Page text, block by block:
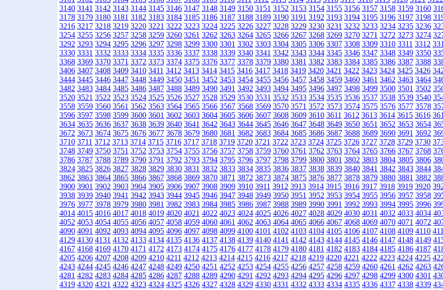
3140 3141 3142 3143 3144 3145 3146 3147 3148 3149 3150 3151 3152 3153 3154 3155 3156 3157 3158 3159 3160
3178 3179 3180 3181 3182 3183 3184 3185 3186 3187 3188 3189 3190 3191 3192 3193 3194 3195 3196 3197 3198
3216 3217 3218 3219 3220 3221 3222 3223 3224 3225 3226 3227 3228 3229 3230 3231 3232 3233 3234 3235 3236
3254 3255 3256 3257 3258 3259 3260 3261 3262 3263 3264 3265 3266 3267 3268 3269 3270 3271 3272 3273 3274
3292 3293 3294 3295 3296 3297 3298 3299 3300 3301 3302 3303 3304 3305 3306 3307 3308 3309 3310 3311 3312
3330 3331 3332 3333 3334 3335 3336 3337 3338 3339 3340 3341 3342 3343 3344 3345 3346 3347 3348 3349 3350
3368 3369 3370 3371 3372 3373 3374 3375 3376 3377 3378 3379 3380 3381 3382 3383 3384 3385 3386 3387 3388
3406 3407 3408 3409 3410 3411 3412 3413 3414 3415 3416 3417 3418 3419 3420 3421 3422 3423 3424 3425 3426
3444 3445 3446 3447 3448 3449 3450 3451 3452 3453 3454 3455 3456 3457 3458 3459 3460 3461 3462 3463 3464
3482 3483 3484 3485 3486 3487 3488 3489 3490 3491 3492 3493 3494 3495 3496 3497 3498 3499 3500 3501 3502
3520 3521 3522 3523 3524 3525 3526 3527 3528 3529 3530 3531 3532 3533 3534 3535 3536 3537 3538 3539 3540
3558 3559 3560 3561 3562 3563 3564 3565 3566 3567 3568 3569 3570 3571 3572 3573 3574 3575 3576 3577 3578
3596 3597 3598 3599 3600 3601 3602 3603 3604 3605 3606 3607 3608 3609 3610 3611 3612 3613 3614 3615 3616
3634 3635 3636 3637 3638 3639 3640 3641 3642 3643 3644 3645 3646 3647 3648 3649 3650 3651 3652 3653 3654
3672 3673 3674 3675 3676 3677 3678 3679 3680 3681 3682 3683 3684 3685 3686 3687 3688 3689 3690 3691 3692
3710 3711 3712 3713 3714 3715 3716 3717 3718 3719 3720 3721 3722 3723 3724 3725 3726 3727 3728 3729 3730
3748 3749 3750 3751 3752 3753 3754 3755 3756 3757 3758 3759 3760 3761 3762 3763 3764 3765 3766 3767 3768
3786 3787 3788 3789 3790 3791 3792 3793 3794 3795 3796 3797 3798 3799 3800 3801 3802 3803 3804 3805 3806
3824 3825 3826 3827 3828 3829 3830 3831 3832 3833 3834 3835 3836 3837 3838 3839 3840 3841 3842 3843 3844
3862 3863 3864 3865 3866 3867 3868 3869 3870 3871 3872 3873 3874 3875 3876 3877 3878 3879 3880 3881 3882
3900 3901 3902 3903 3904 3905 3906 3907 3908 3909 3910 3911 3912 3913 3914 3915 3916 3917 3918 3919 3920
3938 3939 3940 3941 3942 3943 3944 3945 3946 3947 3948 3949 3950 3951 3952 3953 3954 3955 3956 3957 3958
3976 3977 3978 3979 3980 3981 3982 3983 3984 3985 3986 3987 3988 3989 3990 3991 3992 3993 3994 3995 3996
4014 4015 4016 4017 4018 4019 4020 4021 4022 4023 4024 4025 4026 4027 4028 4029 4030 4031 4032 4033 4034
4052 4053 4054 4055 4056 4057 4058 4059 4060 4061 4062 4063 4064 4065 4066 4067 4068 4069 4070 4071 4072
4090 4091 4092 4093 4094 4095 4096 4097 4098 4099 4100 4101 4102 4103 4104 4105 4106 4107 4108 4109 4110
4129 4130 4131 4132 4133 4134 4135 4136 4137 4138 4139 4140 4141 4142 4143 4144 4145 4146 4147 4148 4149
4167 4168 4169 4170 4171 4172 4173 4174 4175 4176 4177 4178 4179 4180 4181 4182 4183 4184 4185 4186 4187
4205 4206 4207 4208 4209 4210 4211 4212 4213 4214 4215 4216 4217 4218 4219 4220 4221 4222 4223 4224 4225
4243 4244 4245 4246 4247 4248 4249 4250 4251 4252 4253 4254 4255 4256 4257 4258 4259 4260 4261 4262 4263
4281 4282 4283 4284 4285 4286 4287 4288 4289 4290 4291 4292 4293 4294 4295 4296 4297 4298 4299 4300 4301
4319 4320 4321 4322 4323 4324 4325 4326 4327 4328 4329 4330 4331 4332 4333 4334 4335 4336 4337 4338 4339